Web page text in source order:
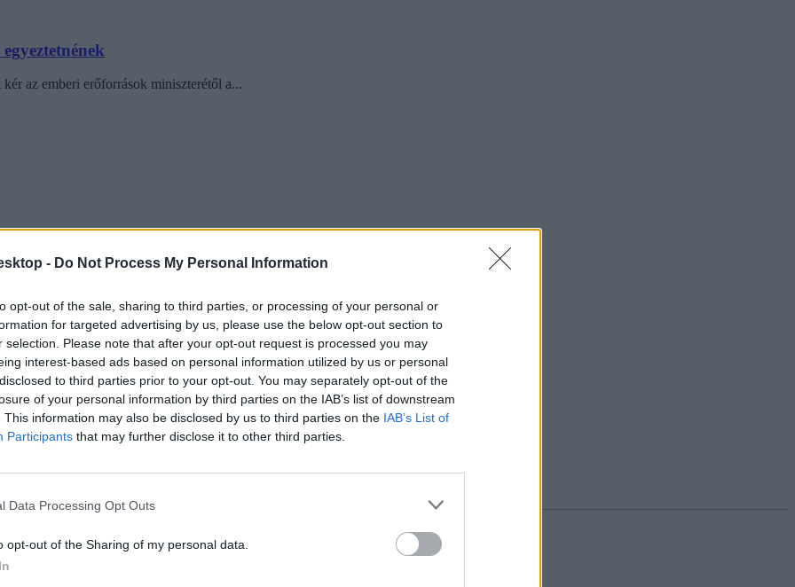
- Do Not Process My Personal Information
opt-out of the sale, sharing to third parties, or processing of your personal or
for targeted advertising by us, please use the below opt-out section to
selection. Please note that after your opt-out request is processed you may
interest-based ads based on personal information utilized by us or personal
to third parties prior to your opt-out. You may separately opt-out of the
of your personal information by third parties on the IAB’s list of downstream
This information may also be disclosed by us to third parties on the IAB’s List of
Participants that may further disclose it to other third parties.
Data Processing Opt Outs
opt-out of the Sharing of my personal data.
az emberi erőforrások miniszterétől a...